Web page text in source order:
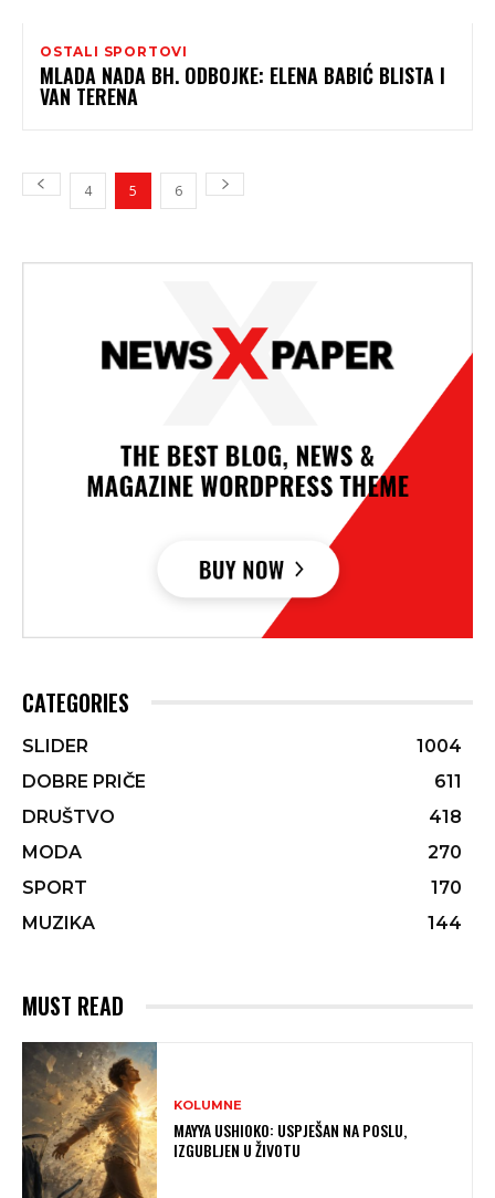
OSTALI SPORTOVI
MLADA NADA BH. ODBOJKE: ELENA BABIĆ BLISTA I
VAN TERENA
4 5 6
CATEGORIES
SLIDER
1004
DOBRE PRIČE
611
DRUŠTVO
418
MODA
270
SPORT
170
MUZIKA
144
MUST READ
KOLUMNE
MAYYA USHIOKO: USPJEŠAN NA POSLU,
IZGUBLJEN U ŽIVOTU